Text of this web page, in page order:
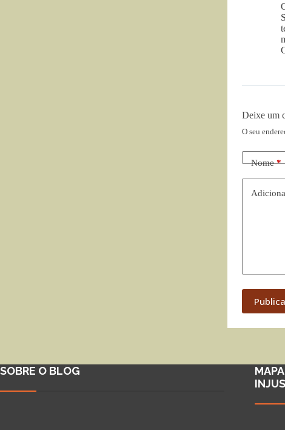
Deixe um
O seu
Nome*
SOBRE O BLOG